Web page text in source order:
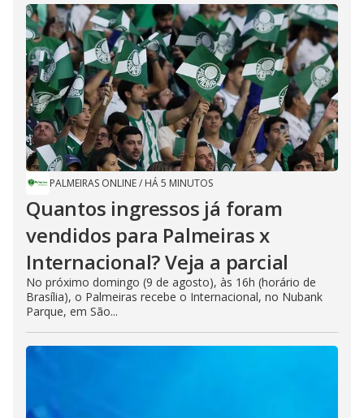
PALMEIRAS ONLINE/ HÁ 5 MINUTOS
Quantos ingressos já foram
vendidos para Palmeiras x
Internacional? Veja a parcial
No próximo domingo (9 de agosto), às 16h (horário de
Brasília), o Palmeiras recebe o Internacional, no Nubank
Parque, em São...